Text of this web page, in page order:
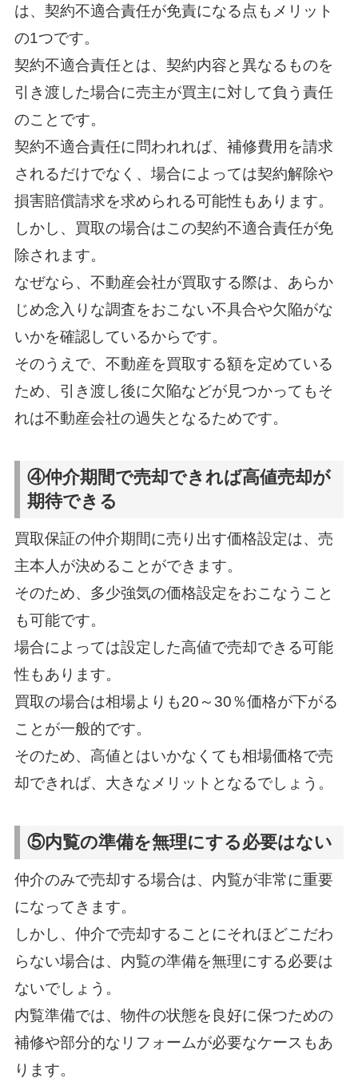
は、契約不適合責任が免責になる点もメリット
の1つです。
契約不適合責任とは、契約内容と異なるものを
引き渡した場合に売主が買主に対して負う責任
のことです。
契約不適合責任に問われれば、補修費用を請求
されるだけでなく、場合によっては契約解除や
損害賠償請求を求められる可能性もあります。
しかし、買取の場合はこの契約不適合責任が免
除されます。
なぜなら、不動産会社が買取する際は、あらか
じめ念入りな調査をおこない不具合や欠陥がな
いかを確認しているからです。
そのうえで、不動産を買取する額を定めている
ため、引き渡し後に欠陥などが見つかってもそ
れは不動産会社の過失となるためです。
④仲介期間で売却できれば高値売却が
期待できる
買取保証の仲介期間に売り出す価格設定は、売
主本人が決めることができます。
そのため、多少強気の価格設定をおこなうこと
も可能です。
場合によっては設定した高値で売却できる可能
性もあります。
買取の場合は相場よりも20～30％価格が下がる
ことが一般的です。
そのため、高値とはいかなくても相場価格で売
却できれば、大きなメリットとなるでしょう。
⑤内覧の準備を無理にする必要はない
仲介のみで売却する場合は、内覧が非常に重要
になってきます。
しかし、仲介で売却することにそれほどこだわ
らない場合は、内覧の準備を無理にする必要は
ないでしょう。
内覧準備では、物件の状態を良好に保つための
補修や部分的なリフォームが必要なケースもあ
ります。